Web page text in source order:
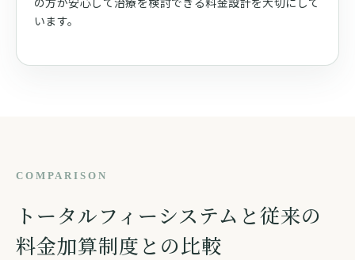
います。
COMPARISON
トータルフィーシステムと従来の
料金加算制度との比較